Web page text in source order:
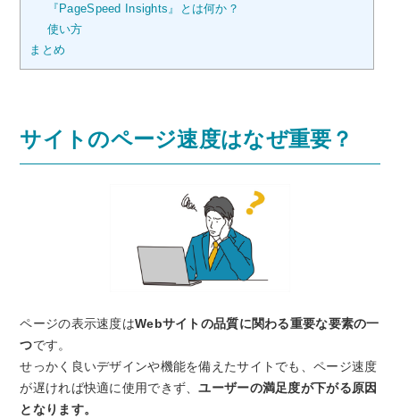
『PageSpeed Insights』とは何か？
使い方
まとめ
サイトのページ速度はなぜ重要？
ページの表示速度はWebサイトの品質に関わる重要な要素の一
つです。
せっかく良いデザインや機能を備えたサイトでも、ページ速度
が遅ければ快適に使用できず、ユーザーの満足度が下がる原因
となります。